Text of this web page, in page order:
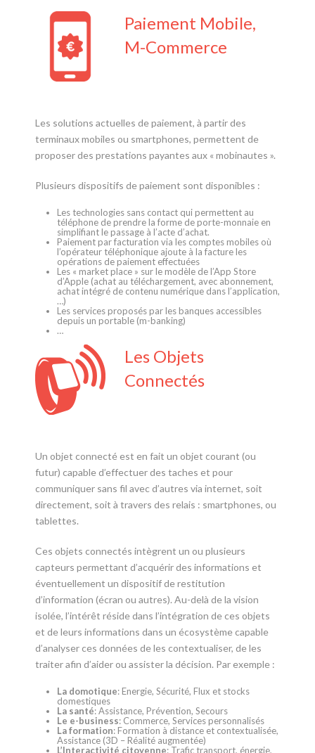
Paiement Mobile,
M-Commerce
Les solutions actuelles de paiement, à partir des
terminaux mobiles ou smartphones, permettent de
proposer des prestations payantes aux « mobinautes ».
Plusieurs dispositifs de paiement sont disponibles :
Les technologies sans contact qui permettent au
téléphone de prendre la forme de porte-monnaie en
simplifiant le passage à l’acte d’achat.
Paiement par facturation via les comptes mobiles où
l’opérateur téléphonique ajoute à la facture les
opérations de paiement effectuées
Les « market place » sur le modèle de l’App Store
d’Apple (achat au téléchargement, avec abonnement,
achat intégré de contenu numérique dans l’application,
…)
Les services proposés par les banques accessibles
depuis un portable (m-banking)
…
Les Objets
Connectés
Un objet connecté est en fait un objet courant (ou
futur) capable d’effectuer des taches et pour
communiquer sans fil avec d’autres via internet, soit
directement, soit à travers des relais : smartphones, ou
tablettes.
Ces objets connectés intègrent un ou plusieurs
capteurs permettant d’acquérir des informations et
éventuellement un dispositif de restitution
d’information (écran ou autres). Au-delà de la vision
isolée, l’intérêt réside dans l’intégration de ces objets
et de leurs informations dans un écosystème capable
d’analyser ces données de les contextualiser, de les
traiter afin d’aider ou assister la décision. Par exemple :
La domotique: Energie, Sécurité, Flux et stocks
domestiques
La santé: Assistance, Prévention, Secours
Le e-business: Commerce, Services personnalisés
La formation: Formation à distance et contextualisée,
Assistance (3D – Réalité augmentée)
L’Interactivité citoyenne: Trafic transport, énergie,